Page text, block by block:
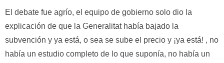
El debate fue agrío, el equipo de gobierno solo dio la
explicación de que la Generalitat había bajado la
subvención y ya está, o sea se sube el precio y ¡ya está! , no
había un estudio completo de lo que suponía, no había un